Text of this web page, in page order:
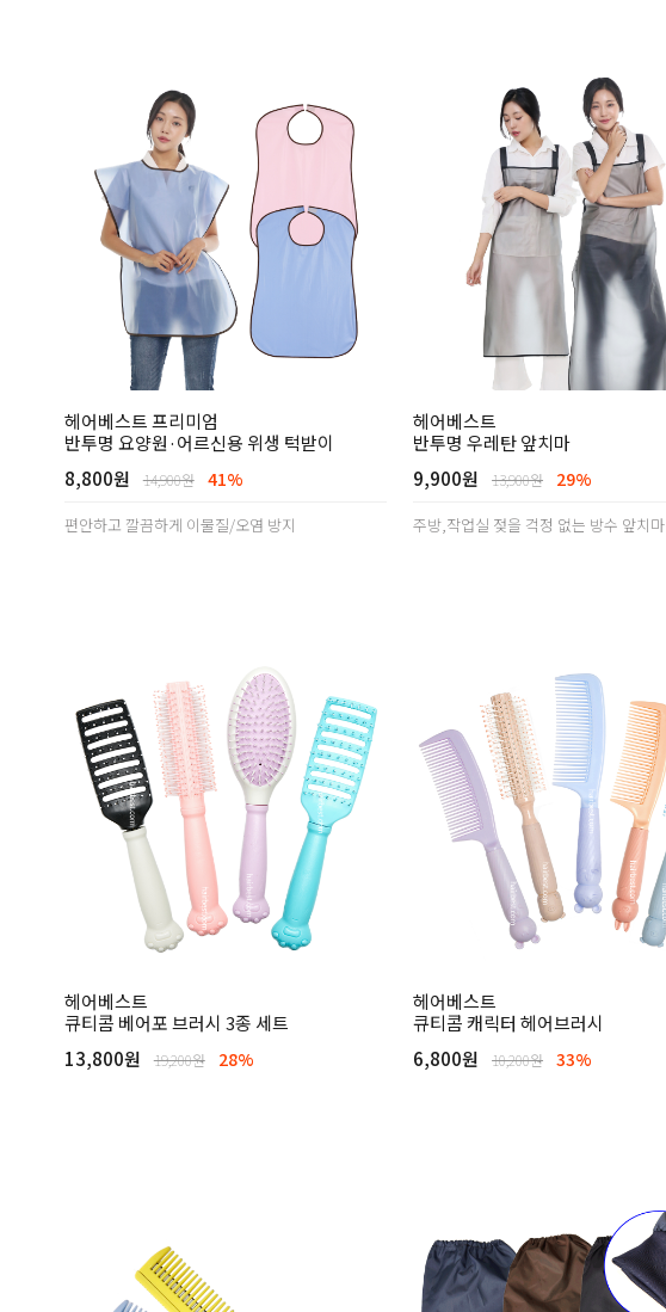
헤어베스트 프리미엄
반투명 요양원·어르신용 위생 턱받이
8,800원
14,900원 41%
편안하고 깔끔하게 이물질/오염 방지
헤어베스트
반투명 우레탄 앞치마
9,900원
13,900원 29%
주방,작업실 젖을 걱정 없는 방수 앞치마
헤어베스트
큐티콤 베어포 브러시 3종 세트
13,800원
19,200원 28%
헤어베스트
큐티콤 캐릭터 헤어브러시
6,800원
10,200원 33%